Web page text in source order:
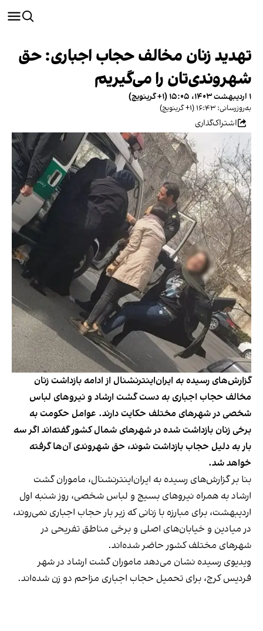
تهدید زنان مخالف حجاب اجباری: حق
شهروندی‌تان را می‌گیریم
۱ اردیبهشت ۱۴۰۳، ۱۵:۰۵ (‎+۱ گرینویچ)
به‌روزرسانی: ۱۶:۴۳ (‎+۱ گرینویچ)
اشتراک‌گذاری
گزارش‌های رسیده به ایران‌اینترنشنال از ادامه بازداشت زنان
مخالف حجاب اجباری به دست گشت ارشاد و نیروهای لباس
شخصی در شهرهای مختلف حکایت دارند. عوامل حکومت به
برخی زنان بازداشت شده در شهرهای شمال کشور گفته‌‍‌اند اگر سه
بار به دلیل حجاب بازداشت شوند، حق شهروندی آن‌ها گرفته
خواهد شد.
بنا بر گزارش‌های رسیده به ایران‌اینترنشنال، ماموران گشت
ارشاد به همراه نیروهای بسیج و لباس شخصی، روز شنبه اول
اردیبهشت، برای مبارزه با زنانی که زیر بار حجاب اجباری نمی‌روند،
در میادین و خیابان‌های اصلی و برخی مناطق تفریحی در
شهرهای مختلف کشور حاضر شده‌اند.
ویدیوی رسیده نشان می‌دهد ماموران گشت ارشاد در شهر
فردیس کرج، برای تحمیل حجاب اجباری مزاحم دو زن شده‌اند.